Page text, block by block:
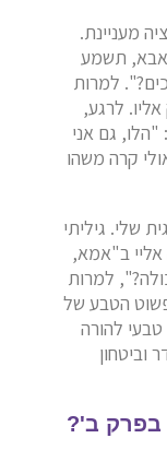
מעניינת.
"אבא, תשמע
למרות
לרגע,
גם אני
קרה משהו
שלי. גיליתי
אליי ב"אמא,
למרות
הטבע של
להורה
וביטחון
בפרק ב'?